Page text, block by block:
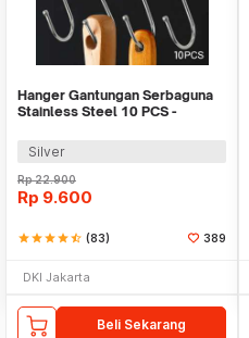
Hanger Gantungan Serbaguna
Stainless Steel 10 PCS -
Silver
Rp22.900
Rp 9.600
starstarstarstarstar_half (83) 389
DKI Jakarta
Beli Sekarang